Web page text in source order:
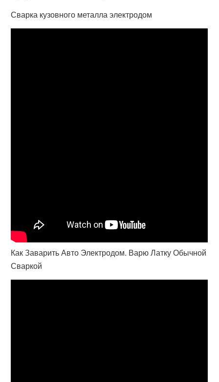
Сварка кузовного металла электродом
Как Заварить Авто Электродом. Варю Латку Обычной
Сваркой